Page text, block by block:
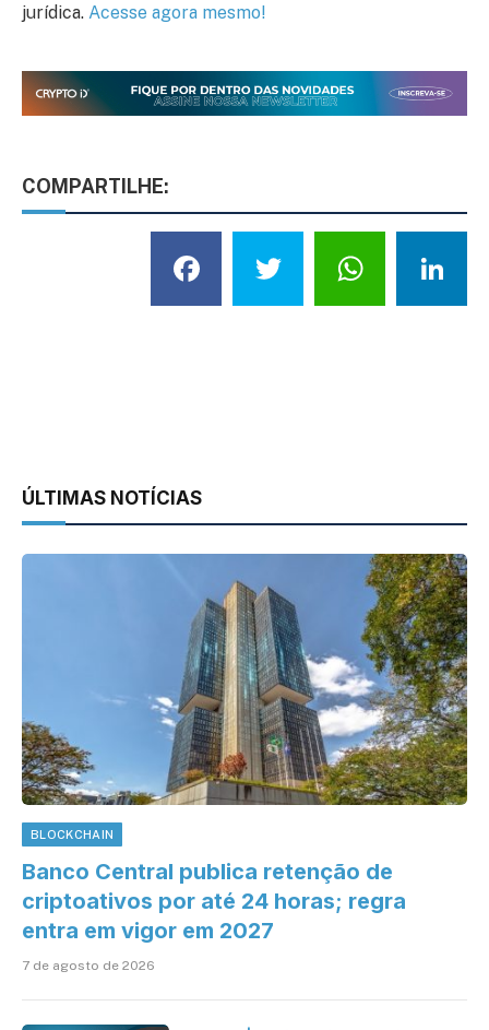
jurídica. Acesse agora mesmo!
COMPARTILHE:
Facebook
Twitter
ÚLTIMAS NOTÍCIAS
BLOCKCHAIN
Banco Central publica retenção de
criptoativos por até 24 horas; regra
entra em vigor em 2027
7 de agosto de 2026